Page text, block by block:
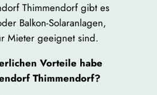
Thimmendorf gibt es
Balkon-Solaranlagen,
Mieter geeignet sind.
Vorteile habe
Thimmendorf?